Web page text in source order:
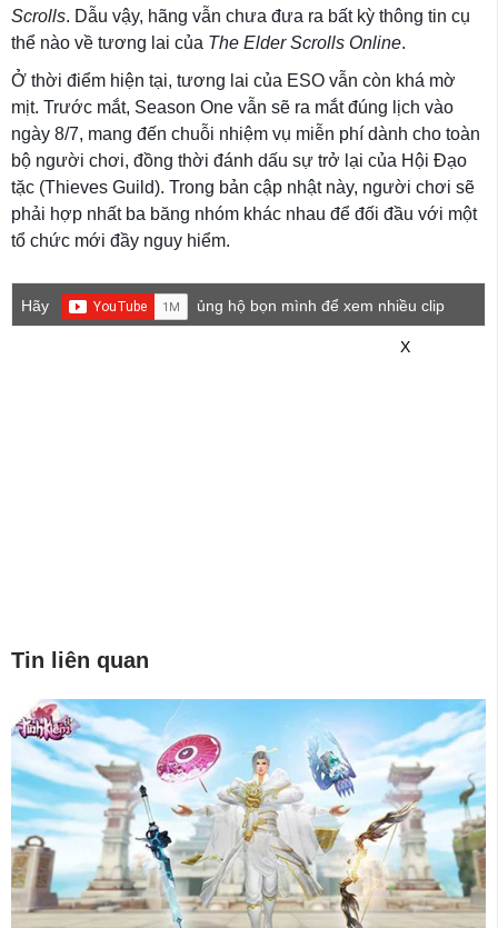
Scrolls. Dẫu vậy, hãng vẫn chưa đưa ra bất kỳ thông tin cụ
thể nào về tương lai của The Elder Scrolls Online.
Ở thời điểm hiện tại, tương lai của ESO vẫn còn khá mờ
mịt. Trước mắt, Season One vẫn sẽ ra mắt đúng lịch vào
ngày 8/7, mang đến chuỗi nhiệm vụ miễn phí dành cho toàn
bộ người chơi, đồng thời đánh dấu sự trở lại của Hội Đạo
tặc (Thieves Guild). Trong bản cập nhật này, người chơi sẽ
phải hợp nhất ba băng nhóm khác nhau để đối đầu với một
tổ chức mới đầy nguy hiểm.
Hãy
ủng hộ bọn mình để xem nhiều clip
X
Tin liên quan